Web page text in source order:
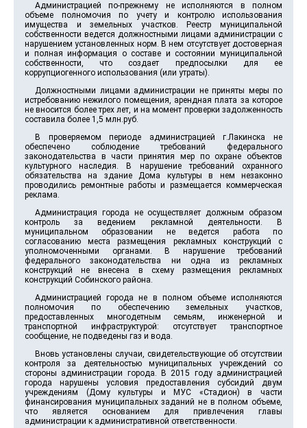
Администрацией по-прежнему не исполняются в полном
объеме полномочия по учету и контролю использования
имущества и земельных участков. Реестр муниципальной
собственности ведется должностными лицами администрации с
нарушением установленных норм. В нем отсутствует достоверная
и полная информация о составе и состоянии муниципальной
собственности, что создает предпосылки для ее
коррупциогенного использования (или утраты).
Должностными лицами администрации не приняты меры по
истребованию нежилого помещения, арендная плата за которое
не вносится более трех лет, и на момент проверки задолженность
составила более 1,5 млн.руб.
В проверяемом периоде администрацией г.Лакинска не
обеспечено соблюдение требований федерального
законодательства в части принятия мер по охране объектов
культурного наследия. В нарушение требований охранного
обязательства на здание Дома культуры в нем незаконно
проводились ремонтные работы и размещается коммерческая
реклама.
Администрация города не осуществляет должным образом
контроль за ведением рекламной деятельности. В
муниципальном образовании не ведется работа по
согласованию места размещения рекламных конструкций с
уполномоченными органами. В нарушение требований
федерального законодательства ни одна из рекламных
конструкций не внесена в схему размещения рекламных
конструкций Собинского района.
Администрацией города не в полном объеме исполняются
полномочия по обеспечению земельных участков,
предоставленных многодетным семьям, инженерной и
транспортной инфраструктурой: отсутствует транспортное
сообщение, не подведены газ и вода.
Вновь установлены случаи, свидетельствующие об отсутствии
контроля за деятельностью муниципальных учреждений со
стороны администрации города. В 2015 году администрацией
города нарушены условия предоставления субсидий двум
учреждениям (Дому культуры и МУС «Стадион) в части
финансирования муниципальных заданий не в полном объеме,
что является основанием для привлечения главы
администрации к административной ответственности.